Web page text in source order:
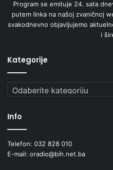
osušene poput čaja od
za kojima posegnemo po
zdravstvene tegobe uvijek
travara.Do naredne emisije
Cijelu emisiju možete
Program se emituje 24. sata
putem linka na našoj zvaničnoj
svakodnevno objavljujemo
i
Kategorije
Kategorije
Info
Telefon: 032 828 010
E-mail: oradio@bih.net.ba